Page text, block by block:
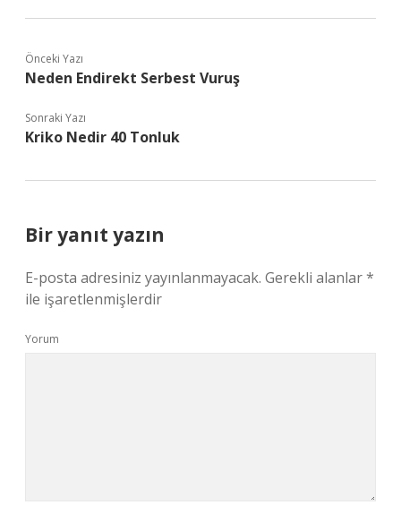
Önceki Yazı
Neden Endirekt Serbest Vuruş
Sonraki Yazı
Kriko Nedir 40 Tonluk
Bir yanıt yazın
E-posta adresiniz yayınlanmayacak. Gerekli alanlar*
ile işaretlenmişlerdir
Yorum